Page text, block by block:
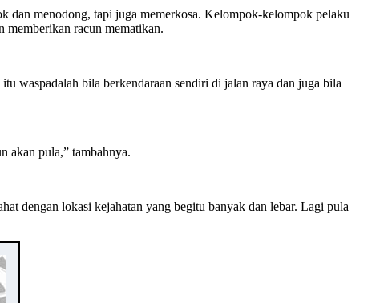
dan menodong, tapi juga memerkosa. Kelompok-kelompok pelaku
memberikan racun mematikan.
waspadalah bila berkendaraan sendiri di jalan raya dan juga bila
akan pula,” tambahnya.
dengan lokasi kejahatan yang begitu banyak dan lebar. Lagi pula